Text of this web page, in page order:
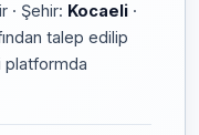
· Şehir: Kocaeli ·
talep edilip
platformda